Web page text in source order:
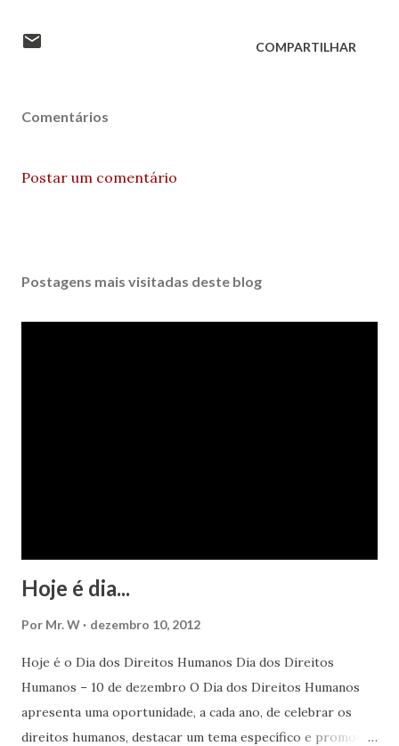
COMPARTILHAR
Comentários
Postar um comentário
Postagens mais visitadas deste blog
Hoje é dia...
Por Mr. W dezembro 10, 2012
Hoje é o Dia dos Direitos Humanos Dia dos Direitos
Humanos – 10 de dezembro O Dia dos Direitos Humanos
apresenta uma oportunidade, a cada ano, de celebrar os
direitos humanos, destacar um tema específico e promover